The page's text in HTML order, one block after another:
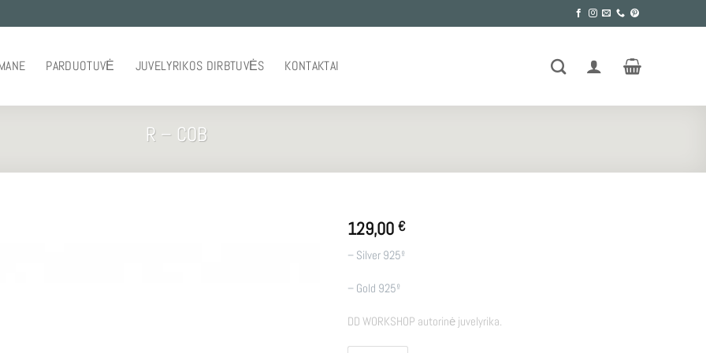
PARDUOTUVĖ JUVELYRIKOS DIRBTUVĖS KONTAKTAI
R – COB
129,00 €
– Silver 925º
– Gold 925º
DD WORKSHOP autorinė juvelyrika.